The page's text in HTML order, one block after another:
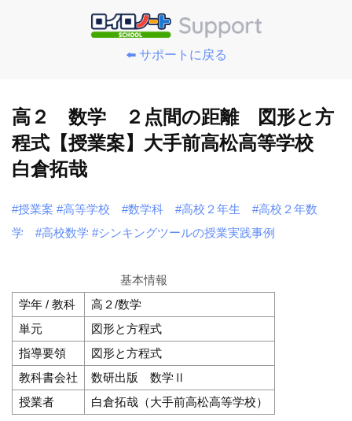
⬅️ サポートに戻る
高２ 数学 ２点間の距離 図形と方
程式【授業案】大手前高松高等学校
白倉拓哉
#授業案 #高等学校 #数学科 #高校２年生
#高校２年数
学
#高校数学 #シンキングツールの授業実践事例
基本情報
学年 / 教科
高２/数学
単元
図形と方程式
指導要領
図形と方程式
教科書会社
数研出版 数学Ⅱ
授業者
白倉拓哉（大手前高松高等学校）